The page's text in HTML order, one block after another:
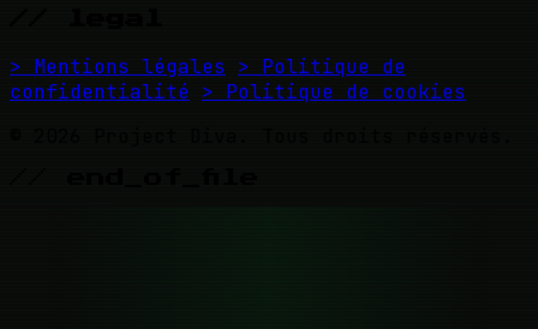
> Mentions légales
> Politique de
confidentialité > Politique de cookies